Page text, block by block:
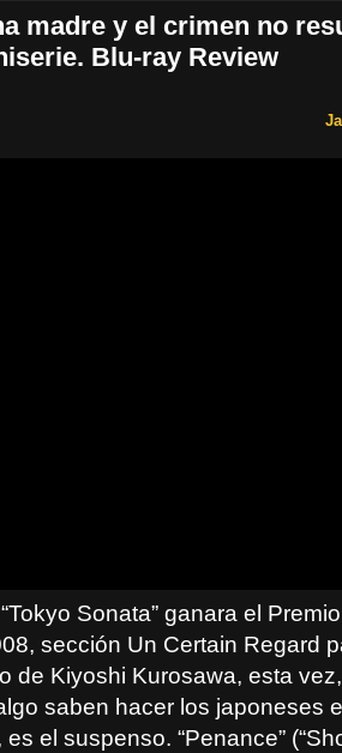
madre y el crimen no
Blu-ray Review
Sonata” ganara el Premio
sección Un Certain Regard
de Kiyoshi Kurosawa, esta vez,
saben hacer los japoneses
el suspenso. “Penance”